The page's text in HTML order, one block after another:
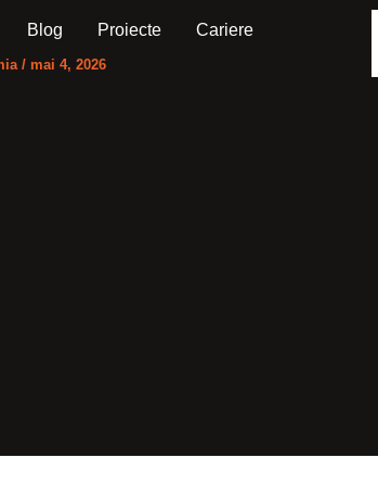
Blog Proiecte
Cariere
/ mai 4, 2026